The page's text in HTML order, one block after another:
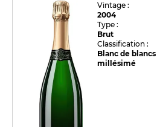
Vintage :
2004
Type :
Brut
Classification :
Blanc de blancs
millésimé